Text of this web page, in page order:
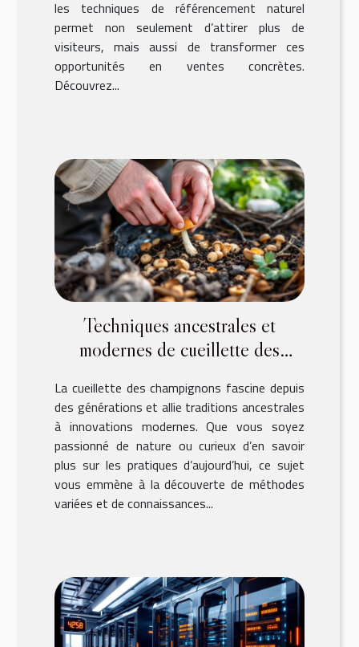
les techniques de référencement naturel
permet non seulement d’attirer plus de
visiteurs, mais aussi de transformer ces
opportunités en ventes concrètes.
Découvrez...
Techniques ancestrales et
modernes de cueillette des
La cueillette des champignons fascine depuis
des générations et allie traditions ancestrales
à innovations modernes. Que vous soyez
passionné de nature ou curieux d’en savoir
plus sur les pratiques d’aujourd’hui, ce sujet
vous emmène à la découverte de méthodes
variées et de connaissances...